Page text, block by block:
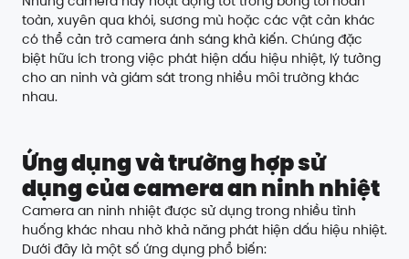
toàn, xuyên qua khói, sương mù hoặc các vật cản khác
có thể cản trở camera ánh sáng khả kiến. Chúng đặc
biệt hữu ích trong việc phát hiện dấu hiệu nhiệt, lý tưởng
cho an ninh và giám sát trong nhiều môi trường khác
nhau.
Ứng dụng và trường hợp sử
dụng của camera an ninh nhiệt
Camera an ninh nhiệt được sử dụng trong nhiều tình
huống khác nhau nhờ khả năng phát hiện dấu hiệu nhiệt.
Dưới đây là một số ứng dụng phổ biến: